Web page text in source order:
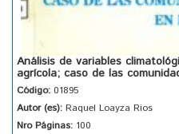
Análisis de variables
agrícola; caso de las
Código: 01895
Autor (es): Raquel Loayza Rios
Nro Páginas: 100